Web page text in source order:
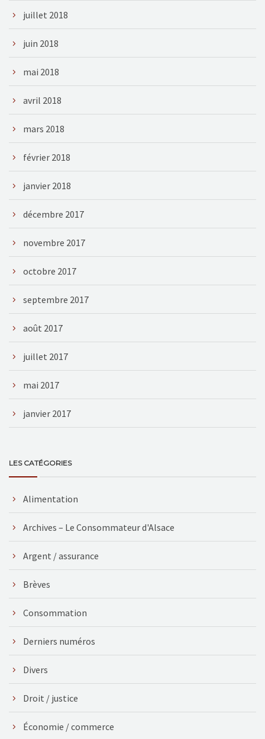
juillet 2018
juin 2018
mai 2018
avril 2018
mars 2018
février 2018
janvier 2018
décembre 2017
novembre 2017
octobre 2017
septembre 2017
août 2017
juillet 2017
mai 2017
janvier 2017
LES CATÉGORIES
Alimentation
Archives – Le Consommateur d'Alsace
Argent / assurance
Brèves
Consommation
Derniers numéros
Divers
Droit / justice
Économie / commerce